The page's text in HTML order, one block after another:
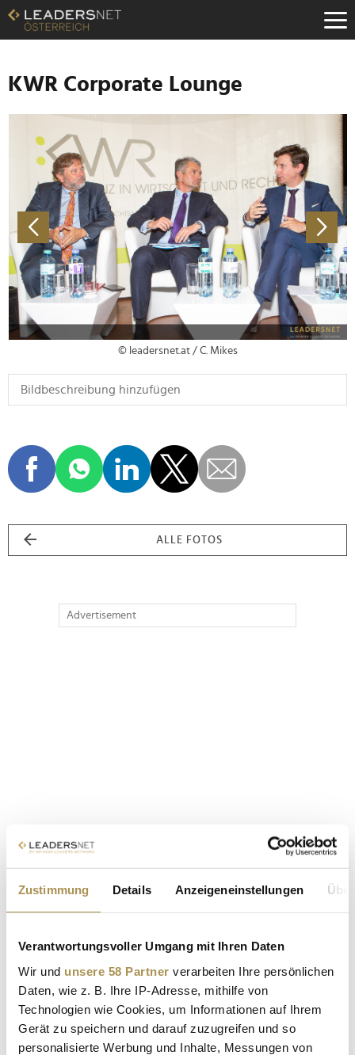
Zustimmung Details Anzeigeneinstellungen
Verantwortungsvoller Umgang mit Ihren Daten
Wir und unsere 58 Partner verarbeiten Ihre persönlichen
Daten, wie z. B. Ihre IP-Adresse, mithilfe von
Technologien wie Cookies, um Informationen auf Ihrem
Gerät zu speichern und darauf zuzugreifen und so
personalisierte Werbung und Inhalte, Messungen von
Zum
Inhalt
Zur
Navigation
Zur
Hauptnavigation
KWR Corporate Lounge
© leadersnet.at / C. Mikes
ALLE FOTOS
Advertisement